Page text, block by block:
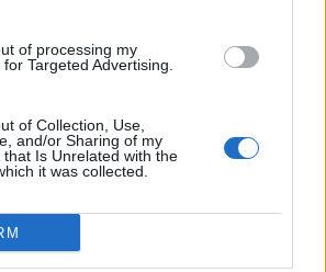
of processing my
Targeted Advertising.
of Collection, Use,
and/or Sharing of my
that Is Unrelated with the
it was collected.
80-90: "Πέταξε"
X